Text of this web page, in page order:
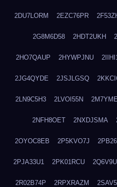
2DU7LORM 2EZC76PR
2G8M6D58 2HDT2UKH
2HO7QAUP 2HYWPJNU
2JG4QYDE 2JSJLGSQ
2LN9C5H3 2LVOI55N
2NFH8OET 2NXDJSMA
2OYOC8EB 2P5KVO7J
2PJA33U1 2PK01RCU
2R02B74P 2RPXRAZM